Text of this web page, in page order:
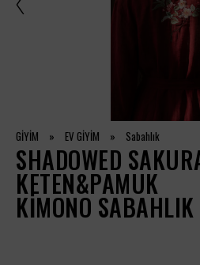
GİYİM » EV GİYİM » Sabahlık
SHADOWED
KETEN&PAMUK
KIMONO SABAHLIK